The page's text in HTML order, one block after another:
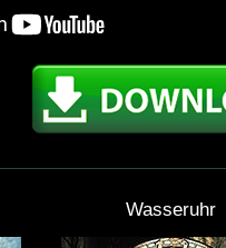
Wasseruhr